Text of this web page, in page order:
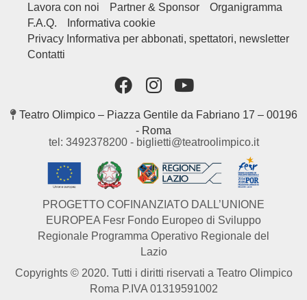
Lavora con noi Partner & Sponsor
Organigramma
F.A.Q.
Informativa cookie
Privacy Informativa per abbonati, spettatori, newsletter
Contatti
Teatro Olimpico – Piazza Gentile da Fabriano 17 – 00196
- Roma
tel: 3492378200 - biglietti@teatroolimpico.it
PROGETTO COFINANZIATO DALL’UNIONE
EUROPEA Fesr Fondo Europeo di Sviluppo
Regionale Programma Operativo Regionale del
Lazio
Copyrights © 2020. Tutti i diritti riservati a Teatro Olimpico
Roma P.IVA 01319591002